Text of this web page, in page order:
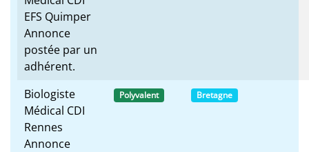
EFS Quimper
Annonce
postée par un
adhérent.
Biologiste
Médical CDI
Rennes
Annonce
Polyvalent Bretagne